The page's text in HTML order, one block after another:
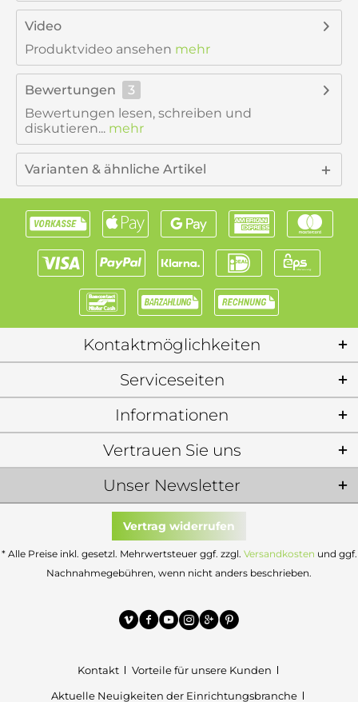
Video
Produktvideo ansehen mehr
Bewertungen
3
Bewertungen lesen, schreiben und
diskutieren... mehr
Varianten & ähnliche Artikel
Kontaktmöglichkeiten
Serviceseiten
Informationen
Unser Newsletter
Vertrauen Sie uns
Vertrag widerrufen
* Alle Preise inkl. gesetzl. Mehrwertsteuer ggf. zzgl. Versandkosten und ggf.
Nachnahmegebühren, wenn nicht anders beschrieben.
Kontakt
Vorteile für unsere Kunden
Aktuelle Neuigkeiten der Einrichtungsbranche